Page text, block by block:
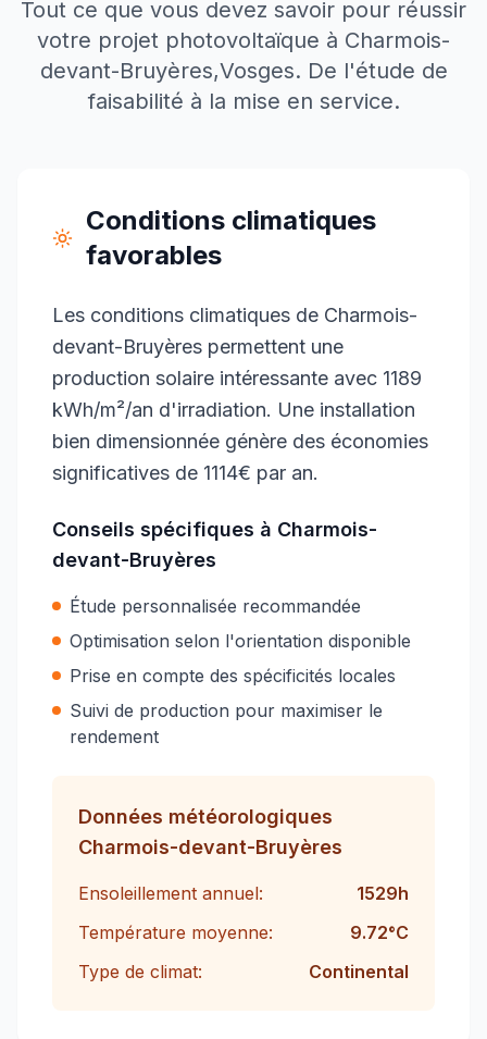
Tout ce que vous devez savoir pour réussir
votre projet photovoltaïque à Charmois-
devant-Bruyères,Vosges. De l'étude de
faisabilité à la mise en service.
Conditions climatiques
favorables
Les conditions climatiques de Charmois-
devant-Bruyères permettent une
production solaire intéressante avec 1189
kWh/m²/an d'irradiation. Une installation
bien dimensionnée génère des économies
significatives de 1114€ par an.
Conseils spécifiques à Charmois-
devant-Bruyères
Étude personnalisée recommandée
Optimisation selon l'orientation disponible
Prise en compte des spécificités locales
Suivi de production pour maximiser le
rendement
Données météorologiques
Charmois-devant-Bruyères
Ensoleillement annuel: 1529h
Température moyenne:
9.72°C
Type de climat:
Continental